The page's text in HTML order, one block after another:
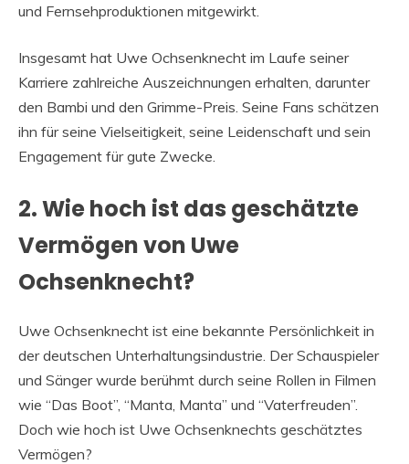
und Fernsehproduktionen mitgewirkt.
Insgesamt hat Uwe Ochsenknecht im Laufe seiner
Karriere zahlreiche Auszeichnungen erhalten, darunter
den Bambi und den Grimme-Preis. Seine Fans schätzen
ihn für seine Vielseitigkeit, seine Leidenschaft und sein
Engagement für gute Zwecke.
2. Wie hoch ist das geschätzte
Vermögen von Uwe
Ochsenknecht?
Uwe Ochsenknecht ist eine bekannte Persönlichkeit in
der deutschen Unterhaltungsindustrie. Der Schauspieler
und Sänger wurde berühmt durch seine Rollen in Filmen
wie “Das Boot”, “Manta, Manta” und “Vaterfreuden”.
Doch wie hoch ist Uwe Ochsenknechts geschätztes
Vermögen?